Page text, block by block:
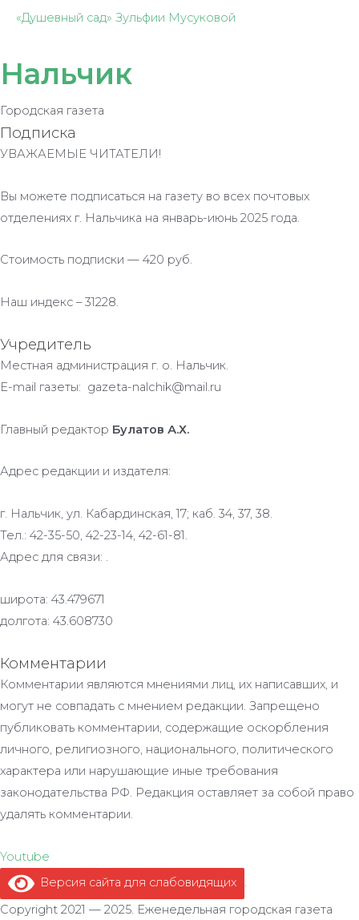
«Душевный сад» Зульфии Мусуковой
Нальчик
Городская газета
Подписка
УВАЖАЕМЫЕ ЧИТАТЕЛИ!
Вы можете подписаться на газету во всех почтовых
отделениях г. Нальчика на январь-июнь 2025 года.
Стоимость подписки — 420 руб.
Наш индекс – 31228.
Учредитель
Местная администрация г. о. Нальчик.
E-mail газеты: gazeta-nalchik@mail.ru
Главный редактор Булатов А.Х.
Адрес редакции и издателя:
г. Нальчик, ул. Кабардинская, 17; каб. 34, 37, 38.
Тел.: 42-35-50, 42-23-14, 42-61-81.
Адрес для связи: .
широта: 43.479671
долгота: 43.608730
Комментарии
Комментарии являются мнениями лиц, их написавших, и
могут не совпадать с мнением редакции. Запрещено
публиковать комментарии, содержащие оскорбления
личного, религиозного, национального, политического
характера или нарушающие иные требования
законодательства РФ. Редакция оставляет за собой право
удалять комментарии.
Youtube
Версия сайта для слабовидящих
.
Copyright 2021 — 2025. Еженедельная городская газета